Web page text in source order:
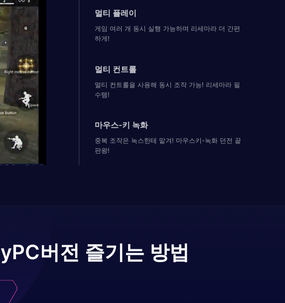
멀티 플레이
게임 여러 개 동시 실행 가능하며 리세마라 더 간편
하게!
멀티 컨트롤
멀티 컨트롤을 사용해 동시 조작 가능! 리세마라 필
수템!
마우스-키 녹화
중복 조작은 녹스한테 맡겨! 마우스키-녹화 던전 끝
판왕!
PC버전 즐기는 방법